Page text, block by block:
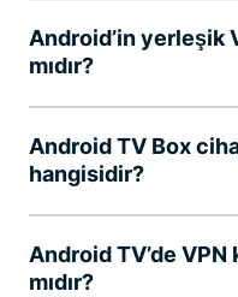
Android’in yerleşik
mıdır?
Android TV Box
hangisidir?
Android TV’de
mıdır?